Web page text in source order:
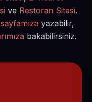
ve Restoran Sitesi.
yazabilir,
bakabilirsiniz.